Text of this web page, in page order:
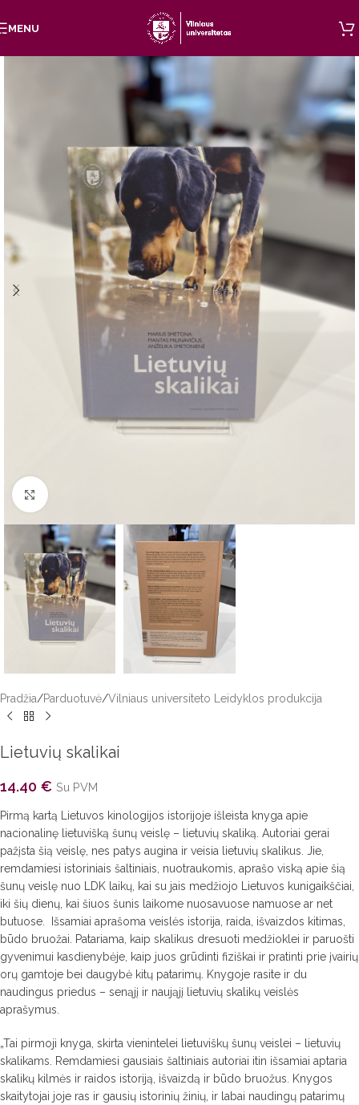
Skip to main content
MENU
Click to enlarge
Pradžia/Parduotuvė/Vilniaus universiteto Leidyklos produkcija
Lietuvių skalikai
14.40 € Su PVM
Pirmą kartą Lietuvos kinologijos istorijoje išleista knyga apie
nacionalinę lietuvišką šunų veislę – lietuvių skaliką. Autoriai gerai
pažįsta šią veislę, nes patys augina ir veisia lietuvių skalikus. Jie,
remdamiesi istoriniais šaltiniais, nuotraukomis, aprašo viską apie šią
šunų veislę nuo LDK laikų, kai su jais medžiojo Lietuvos kunigaikščiai,
iki šių dienų, kai šiuos šunis laikome nuosavuose namuose ar net
butuose. Išsamiai aprašoma veislės istorija, raida, išvaizdos kitimas,
būdo bruožai. Patariama, kaip skalikus dresuoti medžioklei ir paruošti
gyvenimui kasdienybėje, kaip juos grūdinti fiziškai ir pratinti prie įvairių
orų gamtoje bei daugybė kitų patarimų. Knygoje rasite ir du
naudingus priedus – senąjį ir naująjį lietuvių skalikų veislės
aprašymus.
„Tai pirmoji knyga, skirta vienintelei lietuviškų šunų veislei – lietuvių
skalikams. Remdamiesi gausiais šaltiniais autoriai itin išsamiai aptaria
skalikų kilmės ir raidos istoriją, išvaizdą ir būdo bruožus. Knygos
skaitytojai joje ras ir gausių istorinių žinių, ir labai naudingų patarimų